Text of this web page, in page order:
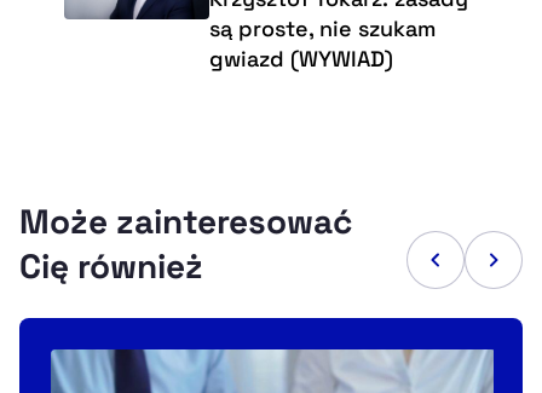
są proste, nie szukam
gwiazd (WYWIAD)
Może zainteresować
Cię również